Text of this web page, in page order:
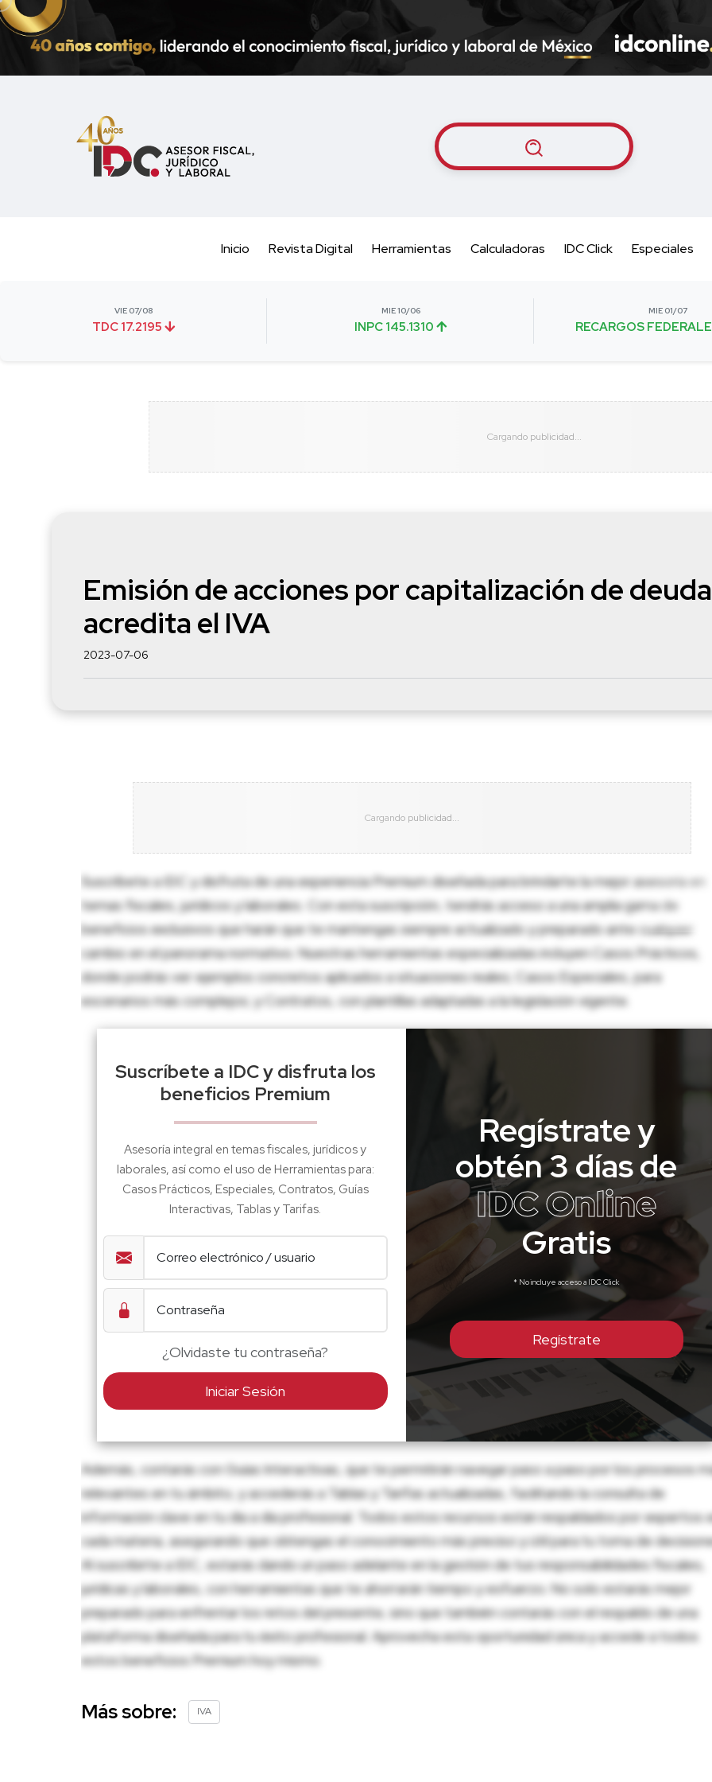
Inicio Revista Digital Herramientas Calculadoras IDC Click Especiales
VIE 07/08
TDC 17.2195
MIE 10/06
INPC 145.1310
MIE 01/07
RECARGOS
Emisión de acciones por capitalización de
acredita el IVA
2023-07-06
Suscríbete a IDC y disfruta de una experiencia Premium diseñada para brindarte la mejor asesoría en
temas fiscales, jurídicos y laborales. Con esta suscripción, tendrás acceso a una amplia gama de
beneficios exclusivos que harán que te mantengas siempre actualizado y preparado ante cualquier
cambio en el panorama normativo. Nuestras herramientas especializadas incluyen Casos Prácticos,
donde podrás ver ejemplos concretos aplicados a situaciones reales; Casos Especiales, para
escenarios más complejos; y Contratos, con plantillas adaptadas a la legislación vigente.
Suscríbete a IDC y disfruta los
beneficios Premium
Asesoría integral en temas fiscales, jurídicos y
laborales, así como el uso de Herramientas para:
Casos Prácticos, Especiales, Contratos, Guías
Interactivas, Tablas y Tarifas.
¿Olvidaste tu contraseña?
Iniciar Sesión
Regístrate y
obtén 3 días de
IDC Online
Gratis
* No incluye acceso a IDC Click
Regístrate
Además, contarás con Guías Interactivas, que te permitirán navegar paso a paso por los procesos
relevantes en tu ámbito, y accederás a Tablas y Tarifas actualizadas, facilitando la consulta de
información clave en tu día a día profesional. Todos estos recursos están respaldados por expertos
cada materia, asegurando que obtengas el conocimiento más preciso y útil para tu toma de
Al suscribirte a IDC, estarás dando un paso adelante en la gestión de tus responsabilidades fiscales,
jurídicas y laborales, con herramientas que te ahorrarán tiempo y esfuerzo. No solo estarás mejor
preparado para enfrentar los retos del presente, sino que también contarás con el respaldo de una
plataforma diseñada para tu éxito profesional. Aprovecha esta oportunidad única y accede a todos
estos beneficios Premium hoy mismo.
Más sobre: IVA